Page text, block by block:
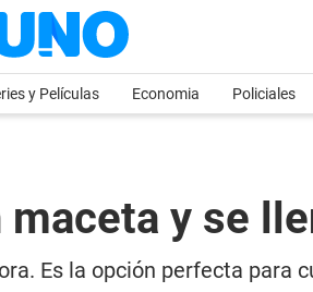
y Películas Economia Policiales
y se
Es la opción perfecta para